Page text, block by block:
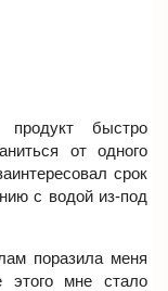
быстро
от одного
срок
с водой из-под
поразила меня
мне стало